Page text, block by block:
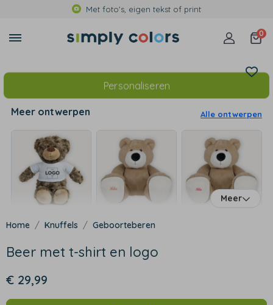
Met foto's, eigen tekst of print
0
Personaliseren
Meer ontwerpen Alle ontwerpen
Meer
Knuffels Geboorteberen
Beer met t-shirt en logo
€ 29,99